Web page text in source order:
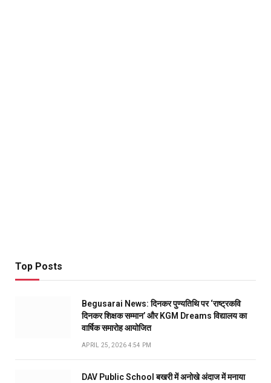
Top Posts
Begusarai News: दिनकर पुण्यतिथि पर ‘राष्ट्रकवि
दिनकर शिक्षक सम्मान’ और KGM Dreams विद्यालय का
वार्षिक समारोह आयोजित
APRIL 25, 2026 4:54 PM
DAV Public School बखरी में अनोखे अंदाज में मनाया